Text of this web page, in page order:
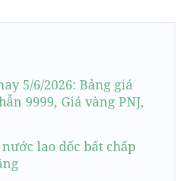
5/6/2026: Bảng giá
9999, Giá vàng PNJ,
lao dốc bất chấp